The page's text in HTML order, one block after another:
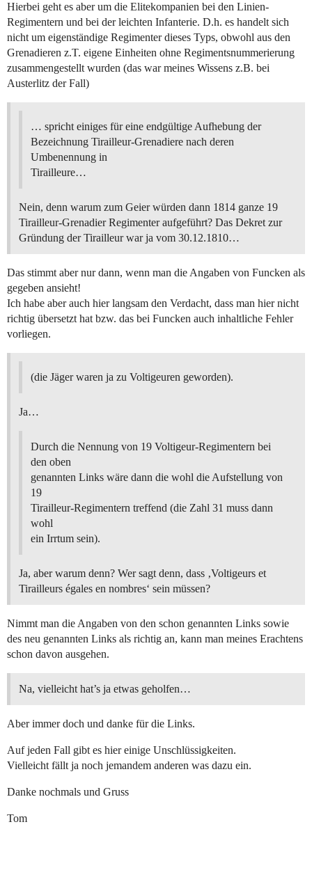
Hierbei geht es aber um die Elitekompanien bei den Linien-
Regimentern und bei der leichten Infanterie. D.h. es handelt sich
nicht um eigenständige Regimenter dieses Typs, obwohl aus den
Grenadieren z.T. eigene Einheiten ohne Regimentsnummerierung
zusammengestellt wurden (das war meines Wissens z.B. bei
Austerlitz der Fall)
… spricht einiges für eine endgültige Aufhebung der
Bezeichnung Tirailleur-Grenadiere nach deren
Umbenennung in
Tirailleure…
Nein, denn warum zum Geier würden dann 1814 ganze 19
Tirailleur-Grenadier Regimenter aufgeführt? Das Dekret zur
Gründung der Tirailleur war ja vom 30.12.1810…
Das stimmt aber nur dann, wenn man die Angaben von Funcken als
gegeben ansieht!
Ich habe aber auch hier langsam den Verdacht, dass man hier nicht
richtig übersetzt hat bzw. das bei Funcken auch inhaltliche Fehler
vorliegen.
(die Jäger waren ja zu Voltigeuren geworden).
Ja…
Durch die Nennung von 19 Voltigeur-Regimentern bei
den oben
genannten Links wäre dann die wohl die Aufstellung von
19
Tirailleur-Regimentern treffend (die Zahl 31 muss dann
wohl
ein Irrtum sein).
Ja, aber warum denn? Wer sagt denn, dass ‚Voltigeurs et
Tirailleurs égales en nombres‘ sein müssen?
Nimmt man die Angaben von den schon genannten Links sowie
des neu genannten Links als richtig an, kann man meines Erachtens
schon davon ausgehen.
Na, vielleicht hat’s ja etwas geholfen…
Aber immer doch und danke für die Links.
Auf jeden Fall gibt es hier einige Unschlüssigkeiten.
Vielleicht fällt ja noch jemandem anderen was dazu ein.
Danke nochmals und Gruss
Tom